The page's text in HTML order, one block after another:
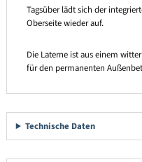
Tagsüber lädt sich der
Oberseite wieder auf.
Die Laterne ist aus einem
für den permanenten
Technische Daten